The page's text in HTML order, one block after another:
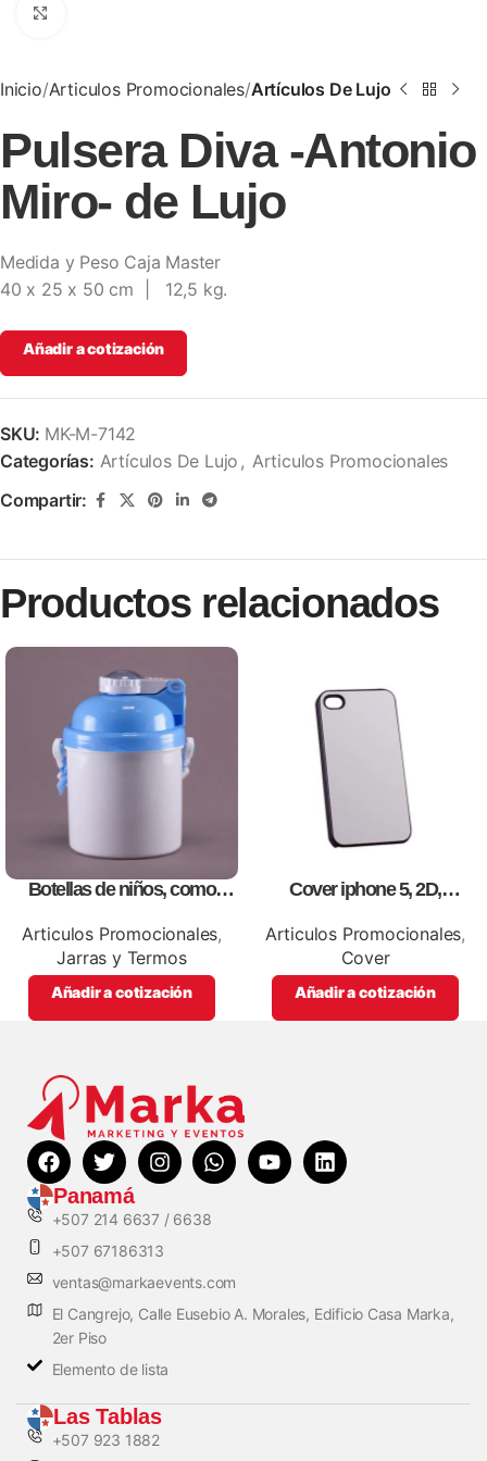
Inicio Articulos Promocionales Artículos De Lujo
Pulsera Diva -Antonio
Miro- de Lujo
Medida y Peso Caja Master
40 x 25 x 50 cm | 12,5 kg.
Añadir a cotización
SKU: MK-M-7142
Categorías: Artículos De Lujo , Articulos Promocionales
Compartir:
Productos relacionados
Botellas de niños, como
Articulos Promocionales,
Jarras y Termos
Añadir a cotización
Cover iphone 5, 2D,
Articulos Promocionales,
Cover
Añadir a cotización
Panamá
+507 214 6637 / 6638
+507 67186313
ventas@markaevents.com
El Cangrejo, Calle Eusebio A. Morales, Edificio Casa Marka,
2er Piso
Elemento de lista
Las Tablas
+507 923 1882